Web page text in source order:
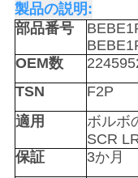
引
金
を
求
め
製品の説明:
部品番号
OEM数
TSN
F2P
適用
ボルボ
SCR
保証
3か月